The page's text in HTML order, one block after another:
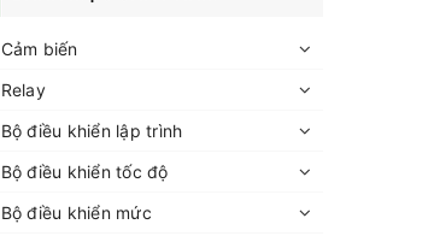
Cảm biến
Relay
Bộ điều khiển lập trình
Bộ điều khiển tốc độ
Bộ điều khiển mức